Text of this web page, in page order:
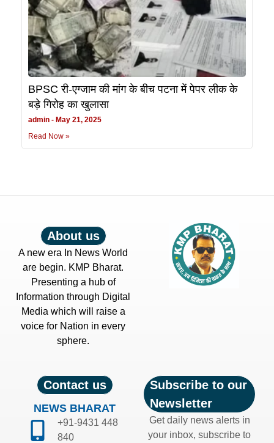
BPSC री-एग्जाम की मांग के बीच पटना में पेपर लीक के
बड़े गिरोह का खुलासा
admin
May 21, 2025
Read Now »
About us
A new era In News World
are begin. KMP Bharat.
Presenting a hub of
Information through Digital
Media which will raise a
voice for Nation in every
sphere.
Contact us
NEWS BHARAT
+91-9431 448
840
Subscribe to our
Newsletter
Get daily news alerts in
your inbox, subscribe to